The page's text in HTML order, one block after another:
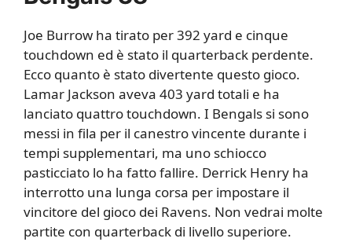
Joe Burrow ha tirato per 392 yard e cinque
touchdown ed è stato il quarterback perdente.
Ecco quanto è stato divertente questo gioco.
Lamar Jackson aveva 403 yard totali e ha
lanciato quattro touchdown. I Bengals si sono
messi in fila per il canestro vincente durante i
tempi supplementari, ma uno schiocco
pasticciato lo ha fatto fallire. Derrick Henry ha
interrotto una lunga corsa per impostare il
vincitore del gioco dei Ravens. Non vedrai molte
partite con quarterback di livello superiore.